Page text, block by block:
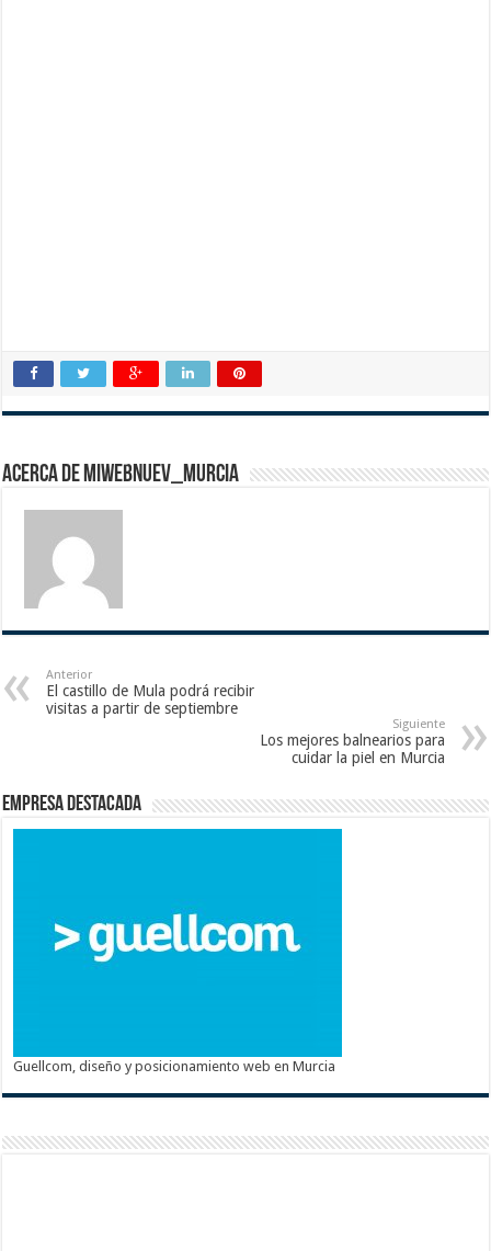
Acerca de miwebnuev_murcia
Anterior
El castillo de Mula podrá recibir
visitas a partir de septiembre
Siguiente
Los mejores balnearios para
cuidar la piel en Murcia
Empresa destacada
Guellcom, diseño y posicionamiento web en Murcia